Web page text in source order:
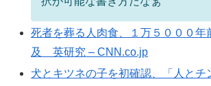
死者を葬る人肉食、１万５０００年
及 英研究 – CNN.co.jp
犬とキツネの子を初確認、「人とチ